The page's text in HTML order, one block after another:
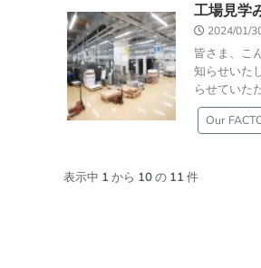
工場見学
2024/01/
皆さま、こ
知らせいた
らせていた
Our
表示中 1 から 10の 11 件